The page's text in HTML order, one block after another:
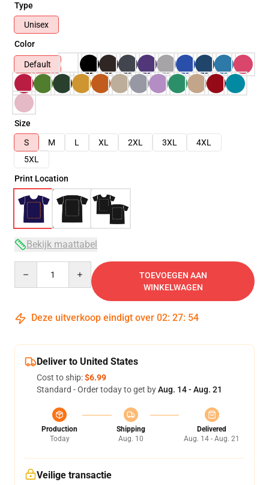
Type
Unisex
Color
Default
Size
S
M L XL 2XL 3XL
4XL
5XL
Print Location
Bekijk maattabel
TOEVOEGEN AAN
WINKELWAGEN
Deze uitverkoop eindigt over 02: 27: 54
Deliver to United States
Cost to ship:$6.99
Standard - Order today to get byAug. 14 - Aug. 21
Production
Today
Shipping
Aug. 10
Delivered
Aug. 14 - Aug. 21
Veilige transactie